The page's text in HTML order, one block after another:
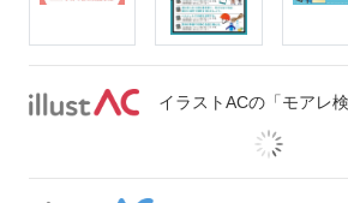
イラストACの「モアレ